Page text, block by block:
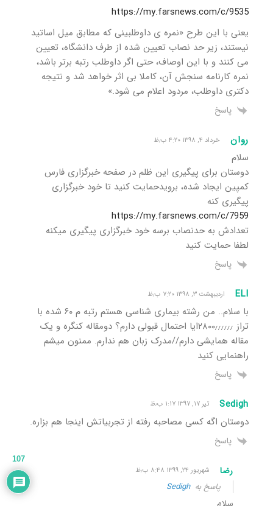
https://my.farsnews.com/c/9535
یعنی با این طرح «نمره ی داوطلبینی که مطابق میل اساتید
نیستند، زیر حد نصاب تعیین شده از طرف دانشگاه، تعیین
می کنند و با این اوصاف، حتی اگر داوطلب رتبه برتر باشد،
نمره کارنامه سنجش آن، کاملا بی اثر خواهد شد و نتیجه
دکتری داوطلب، مردود اعلام می شود.»
پاسخ
روان خرداد ۴, ۱۳۹۸ ۴:۲۰ ب٫ظ
سلام
دوستان برای پیگیری این ظلم در صفحه خبرگزاری فارس
کمپین ایجاد شده، برویدحمایت کنید تا خود خبرگزاری
پیگیری کنه
https://my.farsnews.com/c/7959
تعدادش به حدنصاب برسه خود خبرگزاری پیگیری میکنه
لطفا حمایت کنید
پاسخ
ELI اردیبهشت ۳, ۱۳۹۸ ۷:۲۰ ب٫ظ
با سلام.. من رشته بیماری شناسی هستم رتبه م ۶۰ شده با
تراز ۲۸۰۰٫٫٫٫٫٫ایا احتمال قبولی دارم؟ دومقاله کنگره و یک
مقاله همایشی دارم//مدرک زبان هم ندارم. ممنون میشم
راهنمایی کنید
پاسخ
Sedigh تیر ۱۷, ۱۳۹۷ ۱:۱۷ ب٫ظ
دوستان اگه کسی مصاحبه رفته از تجربیاتش اینجا هم بزاره.
پاسخ
رضا شهریور ۲۴, ۱۳۹۹ ۸:۴۸ ب٫ظ
پاسخ بهSedigh
107